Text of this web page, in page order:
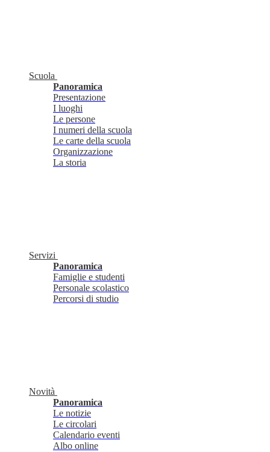
Scuola
Panoramica
Presentazione
I luoghi
Le persone
I numeri della scuola
Le carte della scuola
Organizzazione
La storia
Servizi
Panoramica
Famiglie e studenti
Personale scolastico
Percorsi di studio
Novità
Panoramica
Le notizie
Le circolari
Calendario eventi
Albo online